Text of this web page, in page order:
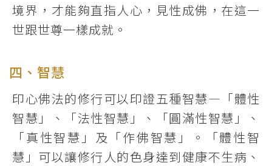
境界，才能夠直指人心，見性成佛，在這一
世跟世尊一樣成就。
四、智慧
印心佛法的修行可以印證五種智慧―「體性
智慧」、「法性智慧」、「圓滿性智慧」、
「真性智慧」及「作佛智慧」。「體性智
慧」可以讓修行人的色身達到健康不生病、